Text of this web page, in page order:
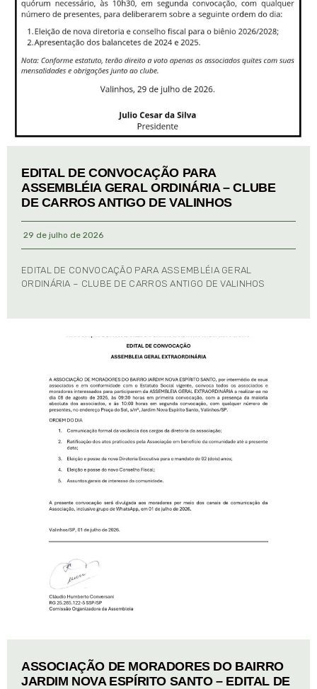
EDITAL DE CONVOCAÇÃO PARA
ASSEMBLÉIA GERAL ORDINÁRIA – CLUBE
DE CARROS ANTIGO DE VALINHOS
29 de julho de 2026
EDITAL DE CONVOCAÇÃO PARA ASSEMBLÉIA GERAL
ORDINÁRIA – CLUBE DE CARROS ANTIGO DE VALINHOS
ASSOCIAÇÃO DE MORADORES DO BAIRRO
JARDIM NOVA ESPÍRITO SANTO – EDITAL DE